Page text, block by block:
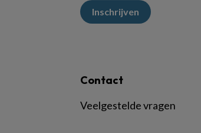
Inschrijven
Contact
Veelgestelde vragen